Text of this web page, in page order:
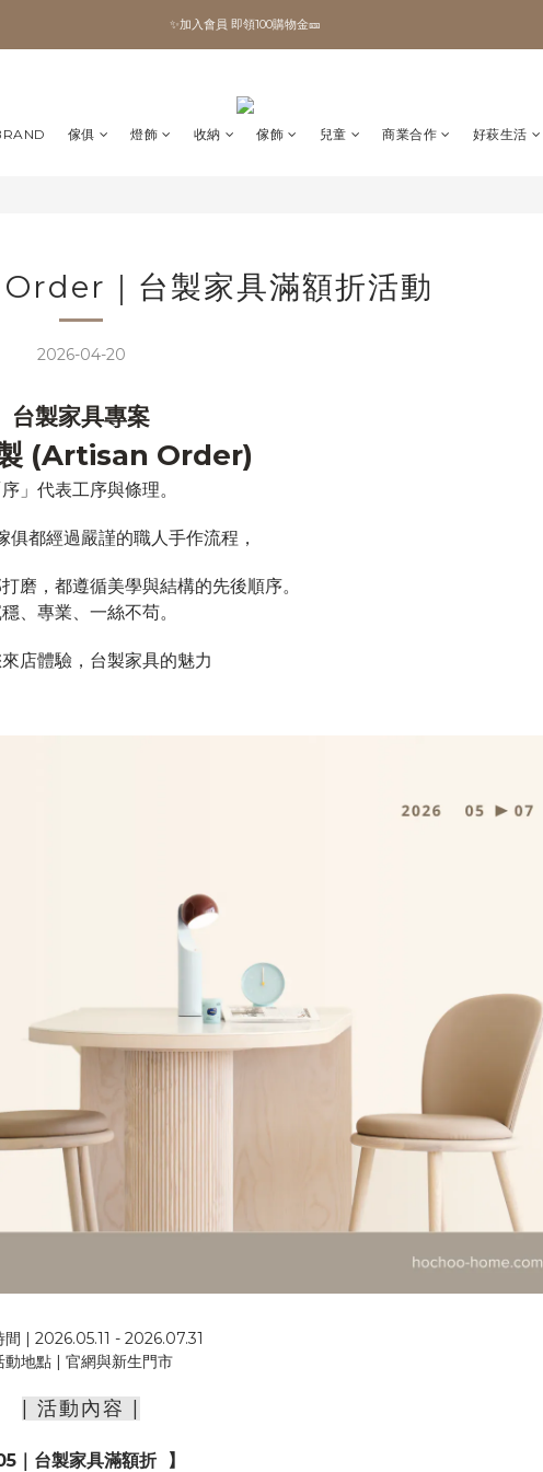
✨加入會員 即領100購物金🎫
✨加入會員 即領100購物金🎫
傢俱 燈飾 收納 傢飾 兒童 商業合作 好萩生活
｜台製家具滿額折活動
2026-04-20
台製家具專案
(Artisan Order)
序」代表工序與條理。
俱都經過嚴謹的職人手作流程，
磨，都遵循美學與結構的先後順序。
、專業、一絲不苟。
店體驗，台製家具的魅力
間 | 2026.05.11 - 2026.07.31
動地點 | 官網與新生門市
| 活動內容 |
05｜台製家具滿額折 】